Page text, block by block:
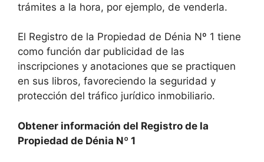
trámites a la hora, por ejemplo, de venderla.
El Registro de la Propiedad de Dénia Nº 1 tiene
como función dar publicidad de las
inscripciones y anotaciones que se practiquen
en sus libros, favoreciendo la seguridad y
protección del tráfico jurídico inmobiliario.
Obtener información del Registro de la
Propiedad de Dénia Nº 1